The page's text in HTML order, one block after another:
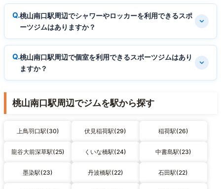
桃山南口駅周辺でシャワーやロッカーを利用できるスポ
ーツジムはありますか？
桃山南口駅周辺で個室を利用できるスポーツジムはあり
ますか？
桃山南口駅周辺でジムを駅から探す
上鳥羽口駅(30) 伏見稲荷駅(29) 稲荷駅(26)
龍谷大前深草駅(25) くいな橋駅(24) 中書島駅(23)
墨染駅(23) 丹波橋駅(22) 石田駅(22)